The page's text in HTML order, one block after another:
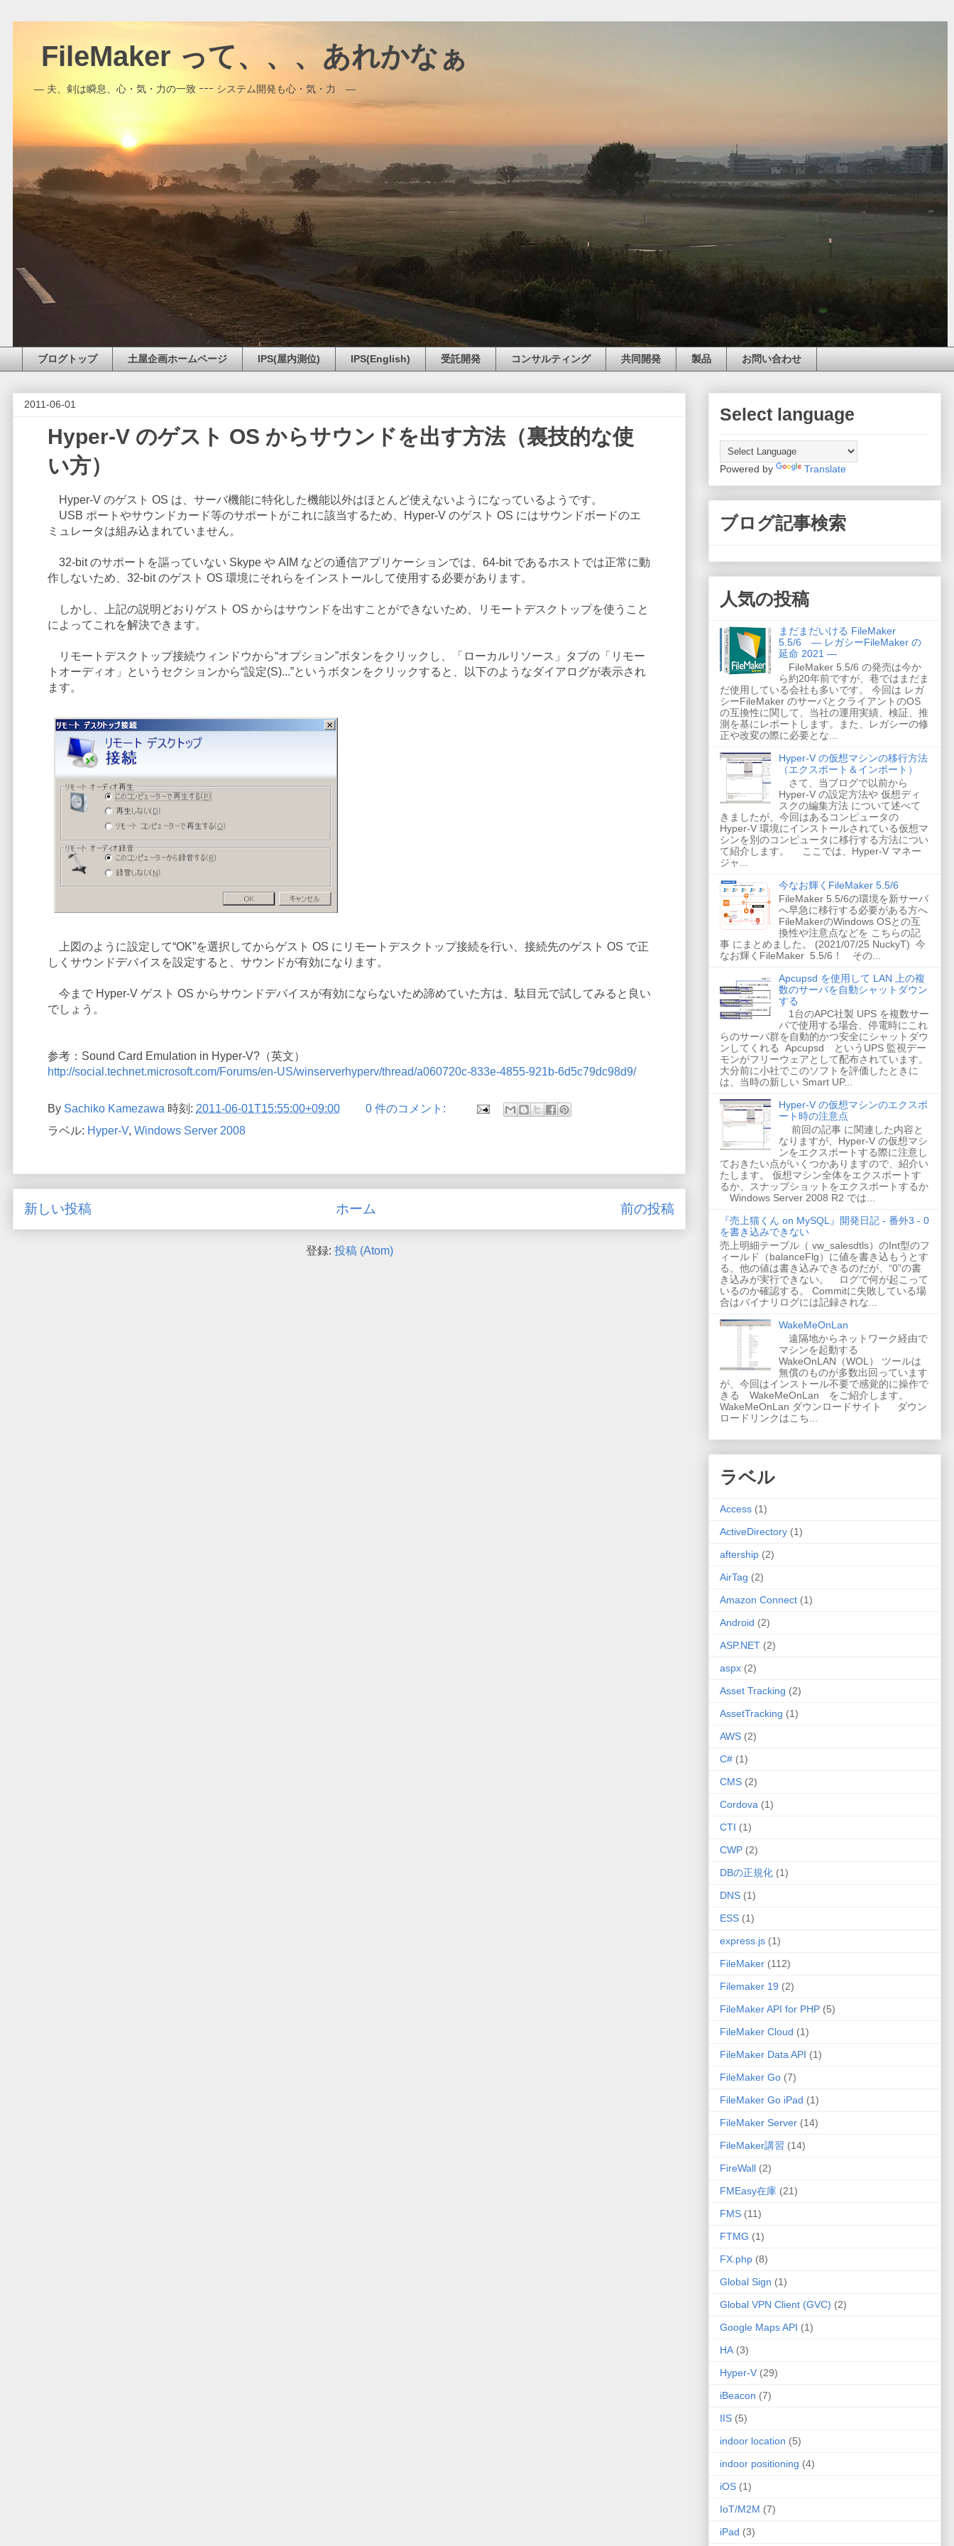
FileMaker って、、、あれかなぁ
― 夫、剣は瞬息、心・気・力の一致 ｰｰｰ システム開発も心・気・力 ―
ブログトップ 土屋企画ホームページ IPS(屋内測位) IPS(English) 受託開発 コンサルティング 共同開発 製品 お問い合わせ
2011-06-01
Hyper-V のゲスト OS からサウンドを出す方法（裏技的な使
い方）
Hyper-V のゲスト OS は、サーバ機能に特化した機能以外はほとんど使えないようになっているようです。
USB ポートやサウンドカード等のサポートがこれに該当するため、Hyper-V のゲスト OS にはサウンドボードのエ
ミュレータは組み込まれていません。
32-bit のサポートを謳っていない Skype や AIM などの通信アプリケーションでは、64-bit であるホストでは正常に動
作しないため、32-bit のゲスト OS 環境にそれらをインストールして使用する必要があります。
しかし、上記の説明どおりゲスト OS からはサウンドを出すことができないため、リモートデスクトップを使うこと
によってこれを解決できます。
リモートデスクトップ接続ウィンドウから“オプション”ボタンをクリックし、「ローカルリソース」タブの「リモー
トオーディオ」というセクションから“設定(S)...”というボタンをクリックすると、以下のようなダイアログが表示され
ます。
上図のように設定して“OK”を選択してからゲスト OS にリモートデスクトップ接続を行い、接続先のゲスト OS で正
しくサウンドデバイスを設定すると、サウンドが有効になります。
今まで Hyper-V ゲスト OS からサウンドデバイスが有効にならないため諦めていた方は、駄目元で試してみると良い
でしょう。
参考：Sound Card Emulation in Hyper-V?（英文）
http://social.technet.microsoft.com/Forums/en-US/winserverhyperv/thread/a060720c-833e-4855-921b-6d5c79dc98d9/
By Sachiko Kamezawa 時刻: 2011-06-01T15:55:00+09:00
0 件のコメント:
ラベル: Hyper-V, Windows Server 2008
新しい投稿 前の投稿
ホーム
登録: 投稿 (Atom)
Select language
Powered by Translate
ブログ記事検索
人気の投稿
まだまだいける FileMaker
5.5/6 ― レガシーFileMaker の
延命 2021 ―
FileMaker 5.5/6 の発売は今か
ら約20年前ですが、巷ではまだま
だ使用している会社も多いです。 今回は レガ
シーFileMaker のサーバとクライアントのOS
の互換性に関して、当社の運用実績、検証、推
測を基にレポートします。また、レガシーの修
正や改変の際に必要とな...
Hyper-V の仮想マシンの移行方法
（エクスポート＆インポート）
さて、当ブログで以前から
Hyper-V の設定方法や 仮想ディ
スクの編集方法 について述べて
きましたが、今回はあるコンピュータの
Hyper-V 環境にインストールされている仮想マ
シンを別のコンピュータに移行する方法につい
て紹介します。 ここでは、Hyper-V マネー
ジャ...
今なお輝くFileMaker 5.5/6
FileMaker 5.5/6の環境を新サーバ
へ早急に移行する必要がある方へ
FileMakerのWindows OSとの互
換性や注意点などを こちらの記
事 にまとめました。 (2021/07/25 NuckyT) 今
なお輝くFileMaker 5.5/6！ その...
Apcupsd を使用して LAN 上の複
数のサーバを自動シャットダウン
する
1台のAPC社製 UPS を複数サー
バで使用する場合、停電時にこれ
らのサーバ群を自動的かつ安全にシャットダウ
ンしてくれる Apcupsd というUPS 監視デー
モンがフリーウェアとして配布されています。
大分前に小社でこのソフトを評価したときに
は、当時の新しい Smart UP...
Hyper-V の仮想マシンのエクスポ
ート時の注意点
前回の記事 に関連した内容と
なりますが、Hyper-V の仮想マシ
ンをエクスポートする際に注意し
ておきたい点がいくつかありますので、紹介い
たします。 仮想マシン全体をエクスポートす
るか、スナップショットをエクスポートするか
Windows Server 2008 R2 では...
『売上猫くん on MySQL』開発日記 - 番外3 - 0
を書き込みできない
売上明細テーブル（ vw_salesdtls）のInt型のフ
ィールド（balanceFlg）に値を書き込もうとす
る。他の値は書き込みできるのだが、“0”の書
き込みが実行できない。 ログで何が起こって
いるのか確認する。 Commitに失敗している場
合はバイナリログには記録されな...
WakeMeOnLan
遠隔地からネットワーク経由で
マシンを起動する
WakeOnLAN（WOL） ツールは
無償のものが多数出回っています
が、今回はインストール不要で感覚的に操作で
きる WakeMeOnLan をご紹介します。
WakeMeOnLan ダウンロードサイト ダウン
ロードリンクはこち...
ラベル
Access (1)
ActiveDirectory (1)
aftership (2)
AirTag (2)
Amazon Connect (1)
Android (2)
ASP.NET (2)
aspx (2)
Asset Tracking (2)
AssetTracking (1)
AWS (2)
C# (1)
CMS (2)
Cordova (1)
CTI (1)
CWP (2)
DBの正規化 (1)
DNS (1)
ESS (1)
express.js (1)
FileMaker (112)
Filemaker 19 (2)
FileMaker API for PHP (5)
FileMaker Cloud (1)
FileMaker Data API (1)
FileMaker Go (7)
FileMaker Go iPad (1)
FileMaker Server (14)
FileMaker講習 (14)
FireWall (2)
FMEasy在庫 (21)
FMS (11)
FTMG (1)
FX.php (8)
Global Sign (1)
Global VPN Client (GVC) (2)
Google Maps API (1)
HA (3)
Hyper-V (29)
iBeacon (7)
IIS (5)
indoor location (5)
indoor positioning (4)
iOS (1)
IoT/M2M (7)
iPad (3)